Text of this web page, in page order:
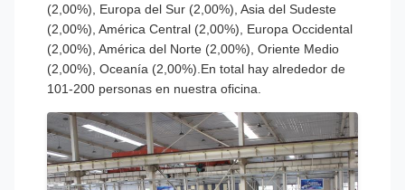
(2,00%), Europa del Sur (2,00%), Asia del Sudeste
(2,00%), América Central (2,00%), Europa Occidental
(2,00%), América del Norte (2,00%), Oriente Medio
(2,00%), Oceanía (2,00%).En total hay alrededor de
101-200 personas en nuestra oficina.